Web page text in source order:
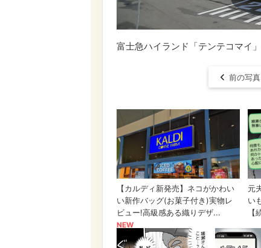
富士急ハイランド「テンテコマイ」
前の写真